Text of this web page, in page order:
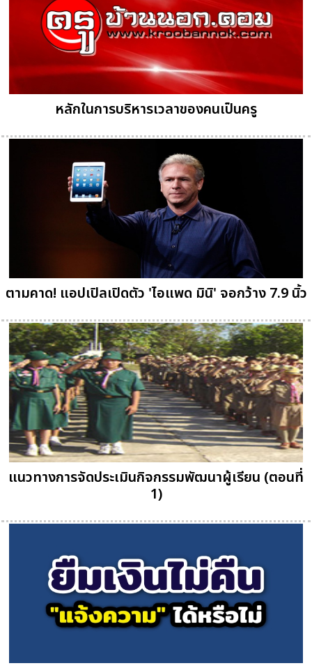
หลักในการบริหารเวลาของคนเป็นครู
ตามคาด! แอปเปิลเปิดตัว 'ไอแพด มินิ' จอกว้าง 7.9 นิ้ว
แนวทางการจัดประเมินกิจกรรมพัฒนาผู้เรียน (ตอนที่
1)